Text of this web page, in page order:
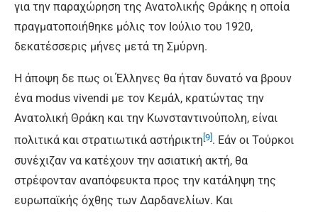
για την παραχώρηση της Ανατολικής Θράκης η οποία
πραγματοποιήθηκε μόλις τον Ιούλιο του 1920,
δεκατέσσερις μήνες μετά τη Σμύρνη.
Η άποψη δε πως οι Έλληνες θα ήταν δυνατό να βρουν
ένα modus vivendi με τον Κεμάλ, κρατώντας την
Ανατολική Θράκη και την Κωνσταντινούπολη, είναι
πολιτικά και στρατιωτικά αστήρικτη [9]. Εάν οι Τούρκοι
συνέχιζαν να κατέχουν την ασιατική ακτή, θα
στρέφονταν αναπόφευκτα προς την κατάληψη της
ευρωπαϊκής όχθης των Δαρδανελίων. Και